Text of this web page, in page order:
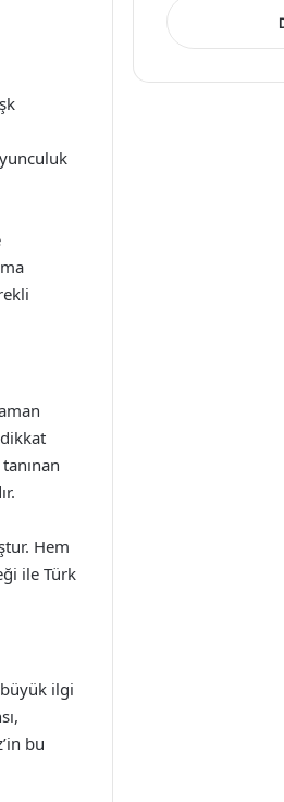
Hem
ile Türk
büyük ilgi
bu